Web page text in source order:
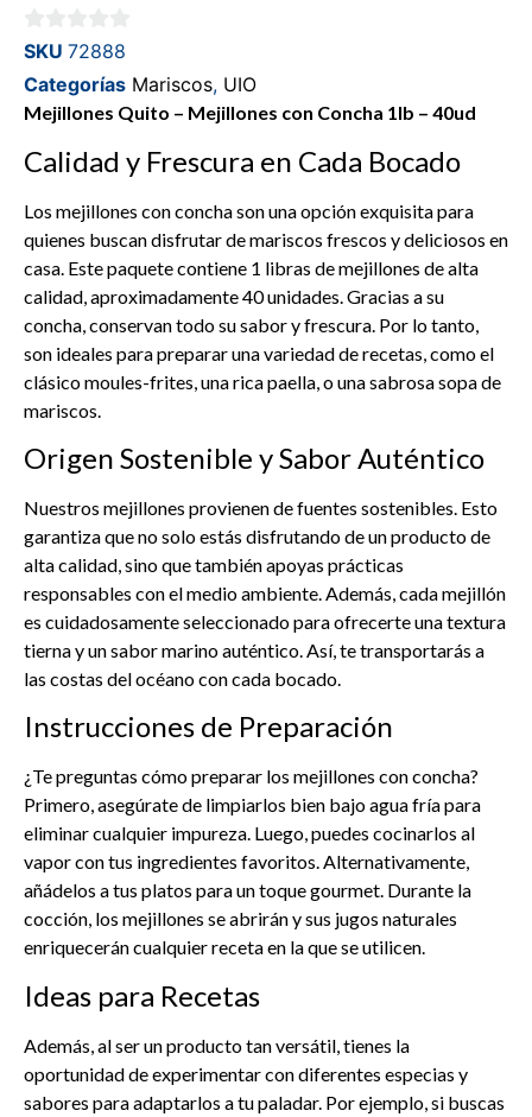
0
de
5
SKU 72888
Categorías Mariscos, UIO
Mejillones Quito – Mejillones con Concha 1lb – 40ud
Calidad y Frescura en Cada Bocado
Los mejillones con concha son una opción exquisita para
quienes buscan disfrutar de mariscos frescos y deliciosos en
casa. Este paquete contiene 1 libras de mejillones de alta
calidad, aproximadamente 40 unidades. Gracias a su
concha, conservan todo su sabor y frescura. Por lo tanto,
son ideales para preparar una variedad de recetas, como el
clásico moules-frites, una rica paella, o una sabrosa sopa de
mariscos.
Origen Sostenible y Sabor Auténtico
Nuestros mejillones provienen de fuentes sostenibles. Esto
garantiza que no solo estás disfrutando de un producto de
alta calidad, sino que también apoyas prácticas
responsables con el medio ambiente. Además, cada mejillón
es cuidadosamente seleccionado para ofrecerte una textura
tierna y un sabor marino auténtico. Así, te transportarás a
las costas del océano con cada bocado.
Instrucciones de Preparación
¿Te preguntas cómo preparar los mejillones con concha?
Primero, asegúrate de limpiarlos bien bajo agua fría para
eliminar cualquier impureza. Luego, puedes cocinarlos al
vapor con tus ingredientes favoritos. Alternativamente,
añádelos a tus platos para un toque gourmet. Durante la
cocción, los mejillones se abrirán y sus jugos naturales
enriquecerán cualquier receta en la que se utilicen.
Ideas para Recetas
Además, al ser un producto tan versátil, tienes la
oportunidad de experimentar con diferentes especias y
sabores para adaptarlos a tu paladar. Por ejemplo, si buscas